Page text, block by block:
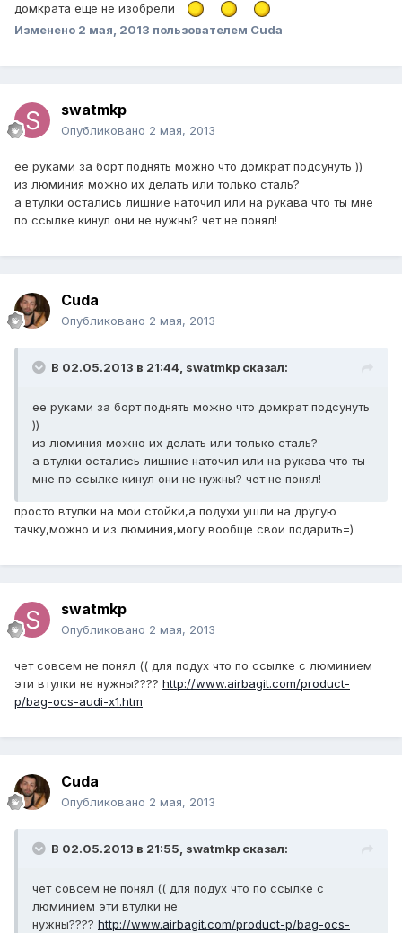
домкрата еще не изобрели
Изменено 2 мая, 2013 пользователем Cuda
swatmkp
Опубликовано 2 мая, 2013
ее руками за борт поднять можно что домкрат подсунуть ))
из люминия можно их делать или только сталь?
а втулки остались лишние наточил или на рукава что ты мне
по ссылке кинул они не нужны? чет не понял!
Cuda
Опубликовано 2 мая, 2013
В 02.05.2013 в 21:44, swatmkp сказал:
ее руками за борт поднять можно что домкрат подсунуть
))
из люминия можно их делать или только сталь?
а втулки остались лишние наточил или на рукава что ты
мне по ссылке кинул они не нужны? чет не понял!
просто втулки на мои стойки,а подухи ушли на другую
тачку,можно и из люминия,могу вообще свои подарить=)
swatmkp
Опубликовано 2 мая, 2013
чет совсем не понял (( для подух что по ссылке с люминием
эти втулки не нужны???? http://www.airbagit.com/product-
p/bag-ocs-audi-x1.htm
Cuda
Опубликовано 2 мая, 2013
В 02.05.2013 в 21:55, swatmkp сказал:
чет совсем не понял (( для подух что по ссылке с
люминием эти втулки не
нужны???? http://www.airbagit.com/product-p/bag-ocs-